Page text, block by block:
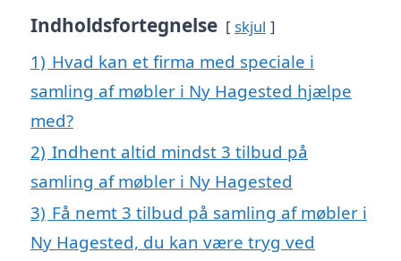
Indholdsfortegnelse skjul
1) Hvad kan et firma med speciale i
samling af møbler i Ny Hagested hjælpe
med?
2) Indhent altid mindst 3 tilbud på
samling af møbler i Ny Hagested
3) Få nemt 3 tilbud på samling af møbler i
Ny Hagested, du kan være tryg ved